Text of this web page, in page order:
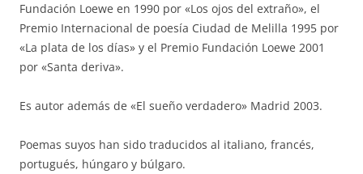
Fundación Loewe en 1990 por «Los ojos del extraño», el
Premio Internacional de poesía Ciudad de Melilla 1995 por
«La plata de los días» y el Premio Fundación Loewe 2001
por «Santa deriva».
Es autor además de «El sueño verdadero» Madrid 2003.
Poemas suyos han sido traducidos al italiano, francés,
portugués, húngaro y búlgaro.